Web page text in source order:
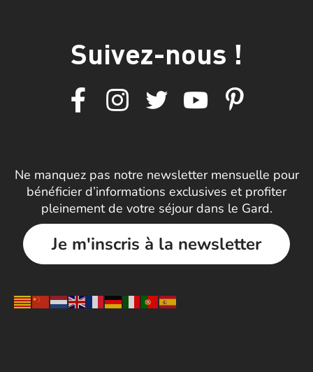
Suivez-nous !
Ne manquez pas notre newsletter mensuelle pour
bénéficier d’informations exclusives et profiter
pleinement de votre séjour dans le Gard.
Je m'inscris à la newsletter